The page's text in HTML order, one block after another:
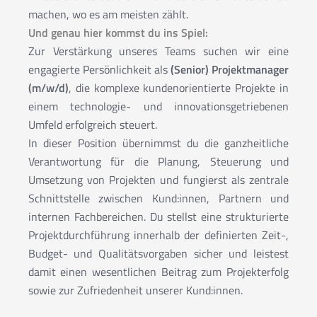
machen, wo es am meisten zählt.
Und genau hier kommst du ins Spiel:
Zur Verstärkung unseres Teams suchen wir eine
engagierte Persönlichkeit als(Senior) Projektmanager
(m/w/d), die komplexe kundenorientierte Projekte in
einem technologie- und innovationsgetriebenen
Umfeld erfolgreich steuert.
In dieser Position übernimmst du die ganzheitliche
Verantwortung für die Planung, Steuerung und
Umsetzung von Projekten und fungierst als zentrale
Schnittstelle zwischen Kund:innen, Partnern und
internen Fachbereichen. Du stellst eine strukturierte
Projektdurchführung innerhalb der definierten Zeit-,
Budget- und Qualitätsvorgaben sicher und leistest
damit einen wesentlichen Beitrag zum Projekterfolg
sowie zur Zufriedenheit unserer Kund:innen.